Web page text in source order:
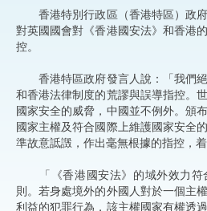
香港特別行政區（香港特區）政府
對英國國會對《香港國安法》和香港
控。
香港特區政府發言人說：「我們絕
和香港法律制度的荒謬與誤導指控。
國家安全的威脅，中國並不例外。頒
國家主權及符合國際上維護國家安全
準故意詆譭，作出毫無根據的指控，着
「《香港國安法》的域外效力符
則。若身處境外的外國人對於一個主
利益的犯罪行為，該主權國家有權透